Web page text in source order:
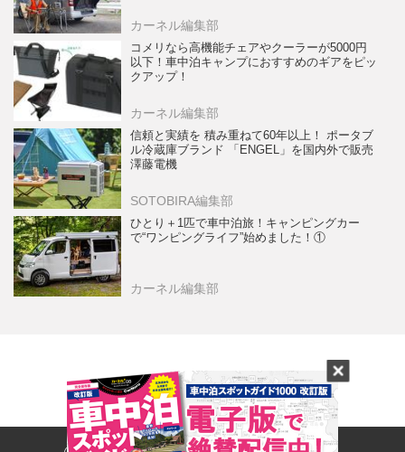
カーネル編集部
コメリなら高機能チェアやクーラーが5000円
以下！車中泊キャンプにおすすめのギアをピッ
クアップ！
カーネル編集部
信頼と実績を 積み重ねて60年以上！ ポータブ
ル冷蔵庫ブランド 「ENGEL」を国内外で販売
澤藤電機
SOTOBIRA編集部
ひとり＋1匹で車中泊旅！キャンピングカー
で“ワンピングライフ”始めました！①
カーネル編集部